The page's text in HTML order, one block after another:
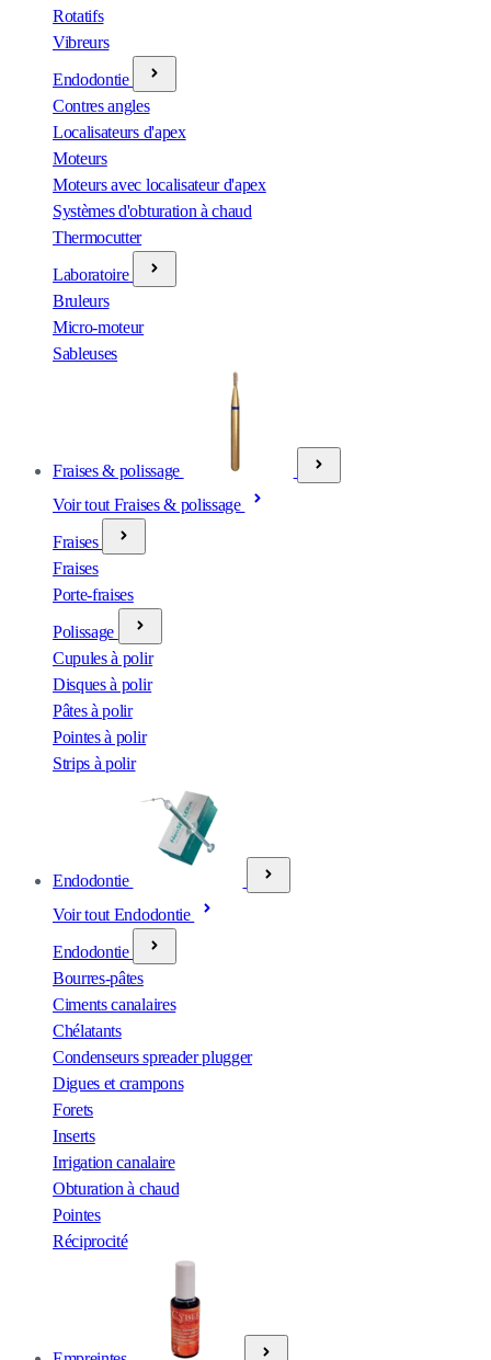
Rotatifs
Vibreurs
Endodontie
Contres angles
Localisateurs d'apex
Moteurs
Moteurs avec localisateur d'apex
Systèmes d'obturation à chaud
Thermocutter
Laboratoire
Bruleurs
Micro-moteur
Sableuses
Fraises & polissage
Voir tout Fraises & polissage
Fraises
Fraises
Porte-fraises
Polissage
Cupules à polir
Disques à polir
Pâtes à polir
Pointes à polir
Strips à polir
Endodontie
Voir tout Endodontie
Endodontie
Bourres-pâtes
Ciments canalaires
Chélatants
Condenseurs spreader plugger
Digues et crampons
Forets
Inserts
Irrigation canalaire
Obturation à chaud
Pointes
Réciprocité